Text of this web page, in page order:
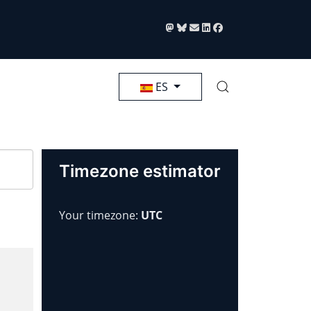
Seleccione su idioma
ES
Timezone estimator
Your timezone: UTC